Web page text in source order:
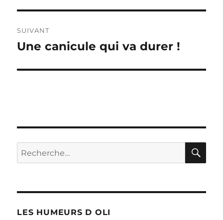
SUIVANT
Publication
Une canicule qui va durer !
Recherche
pour :
LES HUMEURS D OLI